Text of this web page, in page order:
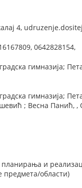
4,
0642828154,
гимназија;
гимназија;
; Весна Панић,
и
предмета/области)